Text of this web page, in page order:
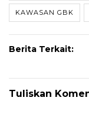
KAWASAN GBK
Berita Terkait:
Tuliskan